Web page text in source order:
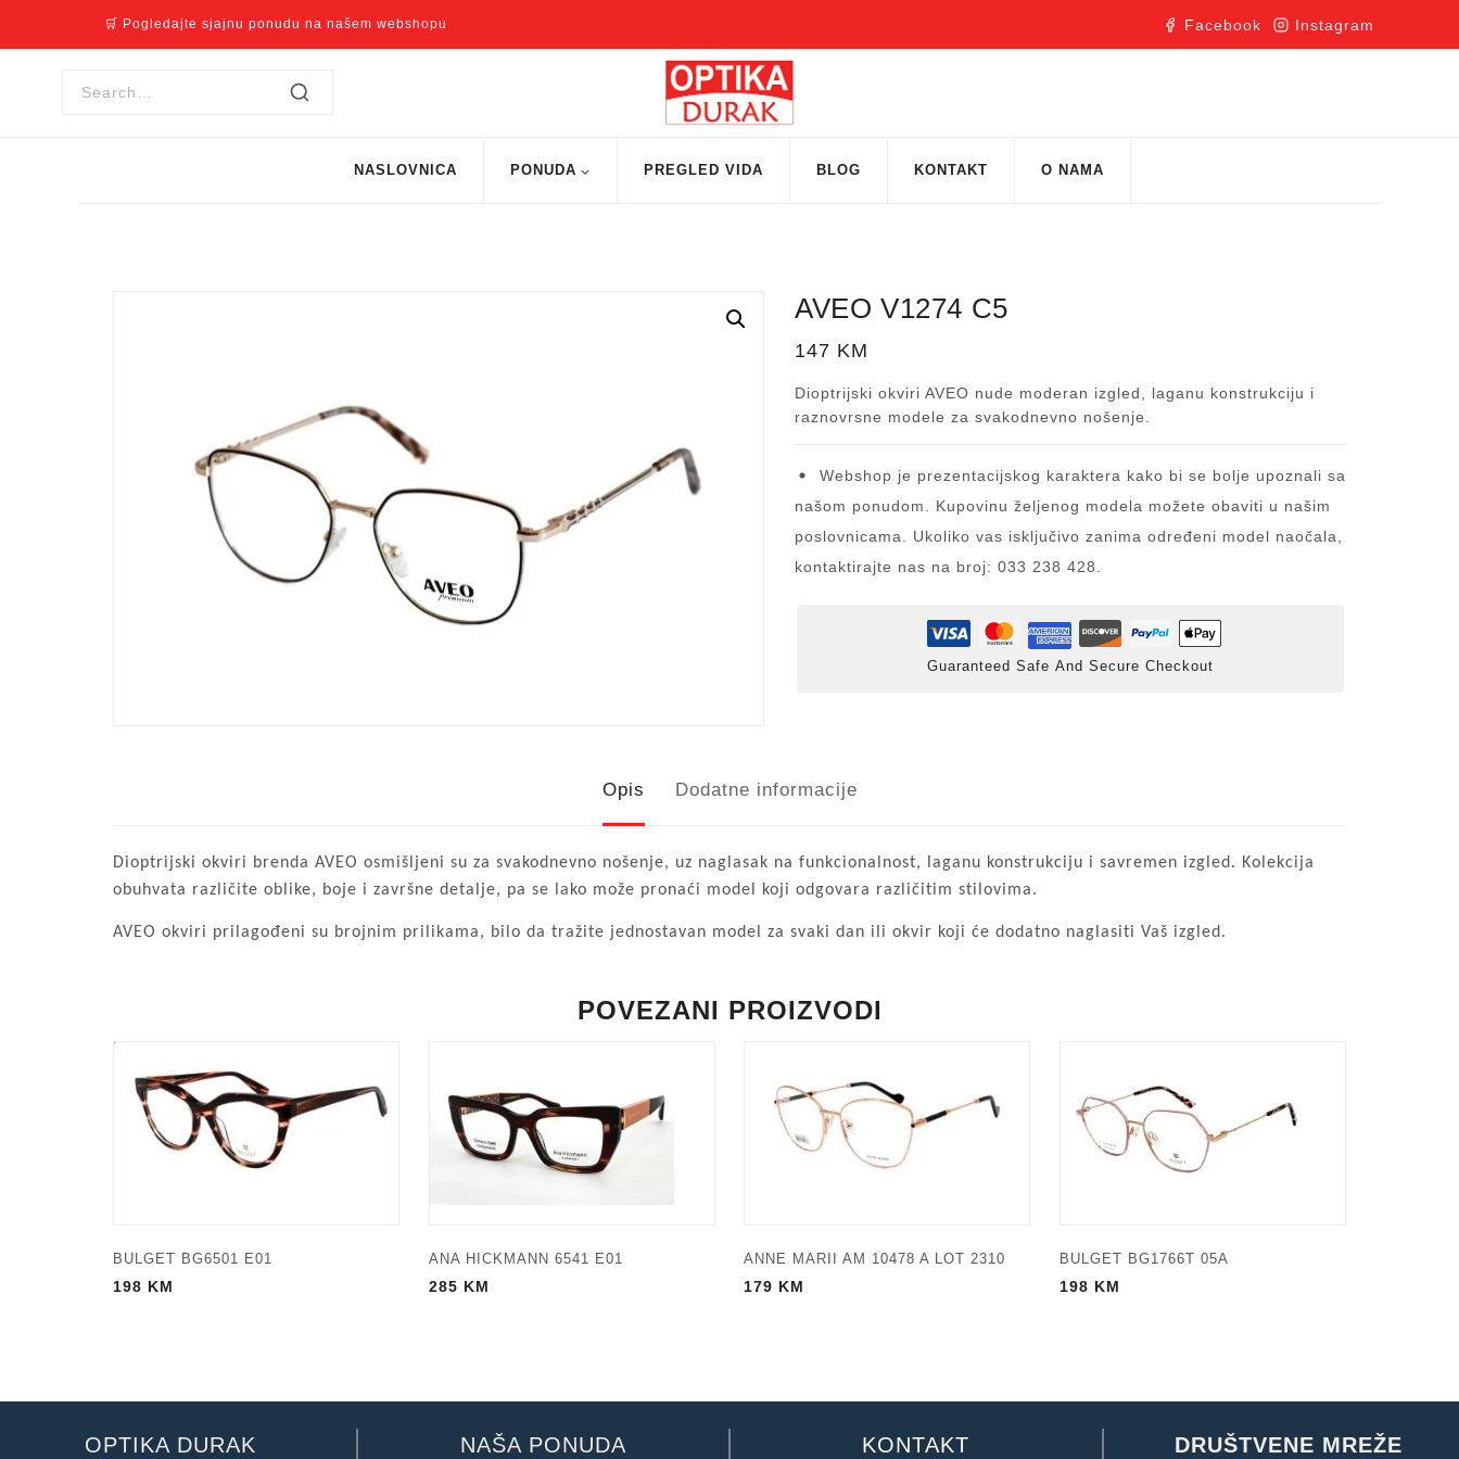
🛒 Pogledajte sjajnu ponudu na našem webshopu Facebook Instagram
NASLOVNICA PONUDA PREGLED VIDA BLOG KONTAKT O NAMA
AVEO V1274 C5
147 KM
Dioptrijski okviri AVEO nude moderan izgled, laganu konstrukciju i
raznovrsne modele za svakodnevno nošenje.
Webshop je prezentacijskog karaktera kako bi se bolje upoznali sa
našom ponudom. Kupovinu željenog modela možete obaviti u našim
poslovnicama. Ukoliko vas isključivo zanima određeni model naočala,
kontaktirajte nas na broj: 033 238 428.
Guaranteed Safe And Secure Checkout
Opis Dodatne informacije
Dioptrijski okviri brenda AVEO osmišljeni su za svakodnevno nošenje, uz naglasak na funkcionalnost, laganu konstrukciju i savremen izgled. Kolekcija
obuhvata različite oblike, boje i završne detalje, pa se lako može pronaći model koji odgovara različitim stilovima.
AVEO okviri prilagođeni su brojnim prilikama, bilo da tražite jednostavan model za svaki dan ili okvir koji će dodatno naglasiti Vaš izgled.
POVEZANI PROIZVODI
BULGET BG6501 E01
198 KM
ANA HICKMANN 6541 E01
285 KM
ANNE MARII AM 10478 A LOT 2310
179 KM
BULGET BG1766T 05A
198 KM
OPTIKA DURAK NAŠA PONUDA KONTAKT DRUŠTVENE MREŽE